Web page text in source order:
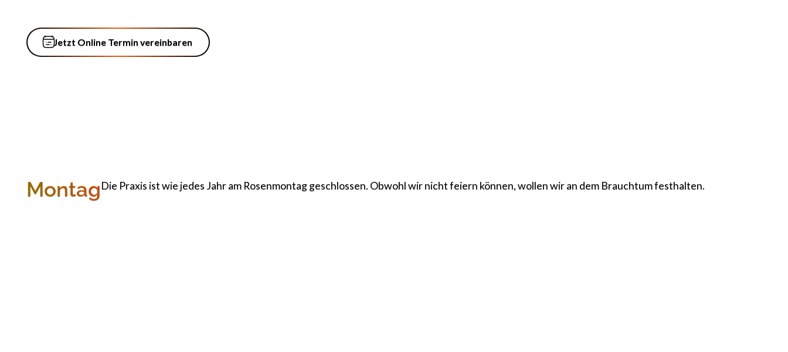
Jetzt Online Termin vereinbaren
Jetzt Online Termin vereinbaren
MontagDie Praxis ist wie jedes Jahr am Rosenmontag geschlossen. Obwohl wir nicht feiern können, wollen wir an dem Brauchtum festhalten.